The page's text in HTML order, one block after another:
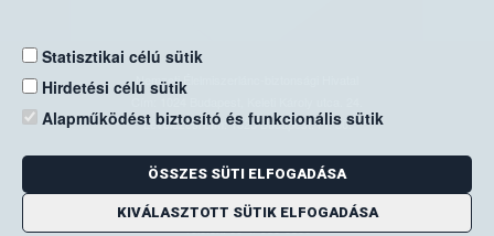
Statisztikai célú sütik
Hirdetési célú sütik
Alapműködést biztosító és funkcionális sütik
ÖSSZES SÜTI ELFOGADÁSA
KIVÁLASZTOTT SÜTIK ELFOGADÁSA
Nemzeti Élelmiszerlánc-biztonsági Hivatal
Levelezési cím: 1525 Budapest. Pf. 30.
E-mail:ugyfelszolgalat@nebih.gov.hu
Zöld szám: 06-80/263-244
Telefon: 06-1/ 336-9000